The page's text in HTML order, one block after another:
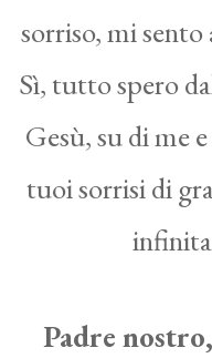
sorriso, mi
Sì, tutto spero
Gesù, su di me
tuoi sorrisi di
Padre